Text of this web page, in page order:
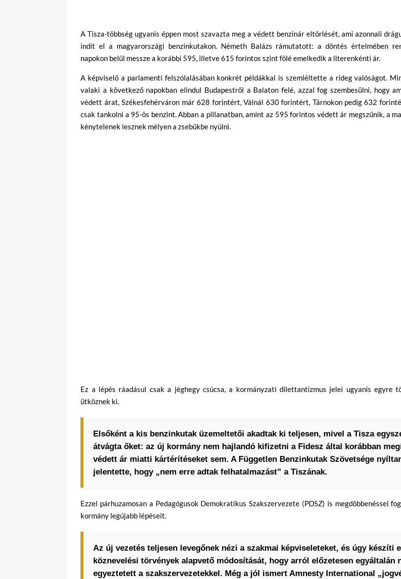
A Tisza-többség ugyanis éppen most szavazta meg a védett benzinár eltörlését, ami azonnali
indít el a magyarországi benzinkutakon. Németh Balázs rámutatott: a döntés értelmében
napokon belül messze a korábbi 595, illetve 615 forintos szint fölé emelkedik a literenkénti ár.
A képviselő a parlamenti felszólalásában konkrét példákkal is szemléltette a rideg valóságot.
valaki a következő napokban elindul Budapestről a Balaton felé, azzal fog szembesülni, hogy
védett árat, Székesfehérváron már 628 forintért, Válnál 630 forintért, Tárnokon pedig 632
csak tankolni a 95-ös benzint. Abban a pillanatban, amint az 595 forintos védett ár megszűnik, a
kénytelenek lesznek mélyen a zsebükbe nyúlni.
Ez a lépés ráadásul csak a jéghegy csúcsa, a kormányzati dilettantizmus jelei ugyanis egyre
ütköznek ki.
Elsőként a kis benzinkutak üzemeltetői akadtak ki teljesen, mivel a Tisza
átvágta őket: az új kormány nem hajlandó kifizetni a Fidesz által korábban
védett ár miatti kártérítéseket sem. A Független Benzinkutak Szövetsége
jelentette, hogy „nem erre adtak felhatalmazást” a Tiszának.
Ezzel párhuzamosan a Pedagógusok Demokratikus Szakszervezete (PDSZ) is megdöbbenéssel
kormány legújabb lépéseit.
Az új vezetés teljesen levegőnek nézi a szakmai képviseleteket, és úgy készíti
köznevelési törvények alapvető módosítását, hogy arról előzetesen egyáltalán
egyeztetett a szakszervezetekkel. Még a jól ismert Amnesty International